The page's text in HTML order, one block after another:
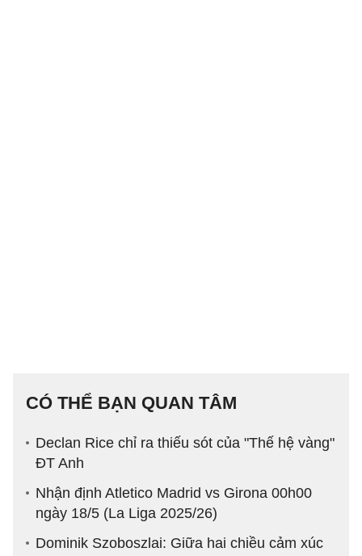
CÓ THỂ BẠN QUAN TÂM
Declan Rice chỉ ra thiếu sót của "Thế hệ vàng"
ĐT Anh
Nhận định Atletico Madrid vs Girona 00h00
ngày 18/5 (La Liga 2025/26)
Dominik Szoboszlai: Giữa hai chiều cảm xúc